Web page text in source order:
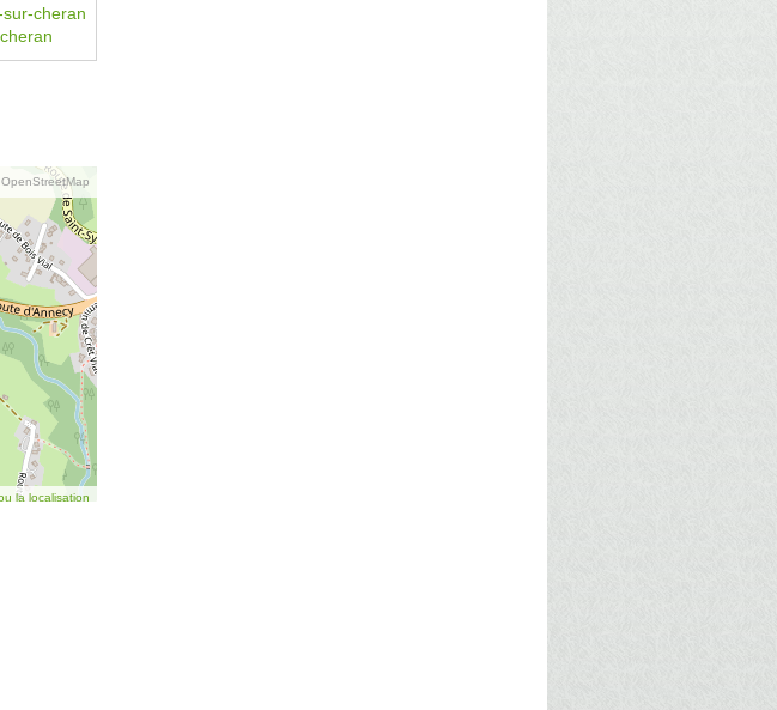
cheran
la localisation